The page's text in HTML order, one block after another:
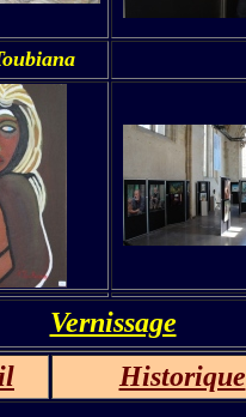
Vernissage
Historique